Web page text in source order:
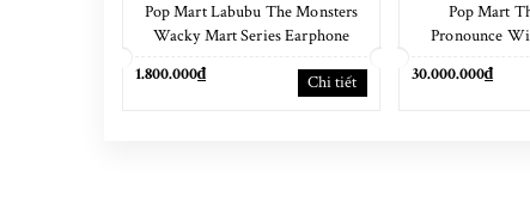
Pop Mart Labubu The Monsters
Wacky Mart Series Earphone
1.800.000₫ Chi tiết
Pop Mart
Pronounce
30.000.000₫